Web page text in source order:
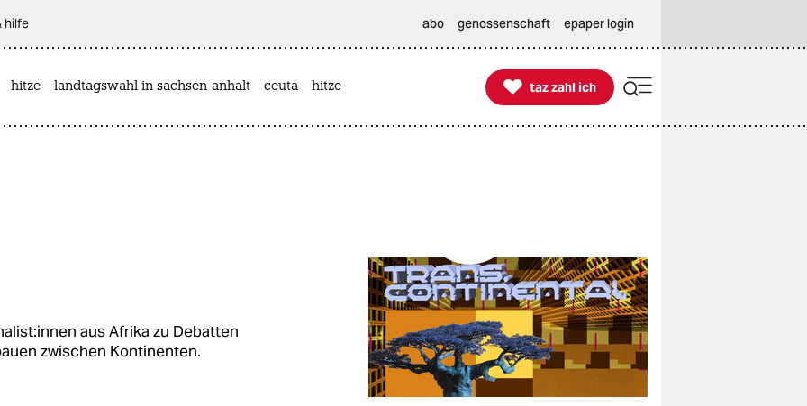
hilfe abo genossenschaft epaper login
hitze landtagswahl in sachsen-anhalt ceuta hitze 
taz zahl ich
taz zahl ich
aus Afrika zu Debatten
zwischen Kontinenten.